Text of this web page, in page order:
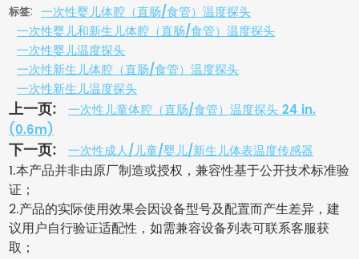
标签: 一次性婴儿体腔（直肠/食管）温度探头
一次性婴儿和新生儿体腔（直肠/食管）温度探头
一次性婴儿温度探头
一次性新生儿体腔（直肠/食管）温度探头
一次性新生儿温度探头
上一页:
一次性儿童体腔（直肠/食管）温度探头 24 in.
(0.6m)
下一页: 一次性成人/儿童/婴儿/新生儿体表温度传感器
1.本产品并非由原厂制造或授权，兼容性基于公开技术标准验
证；
2.产品的实际使用效果会因设备型号及配置而产生差异，建
议用户自行验证适配性，如需兼容设备列表可联系客服获
取；